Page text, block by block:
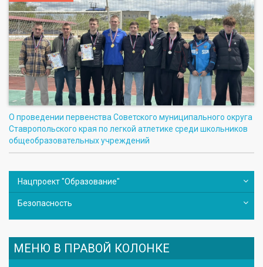
О проведении первенства Советского муниципального округа
Ставропольского края по легкой атлетике среди школьников
общеобразовательных учреждений
Нацпроект "Образование"
Безопасность
МЕНЮ В ПРАВОЙ КОЛОНКЕ